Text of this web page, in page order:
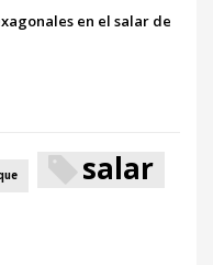
en el salar de
salar